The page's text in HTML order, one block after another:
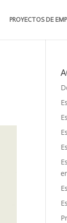
PROYECTOS DE